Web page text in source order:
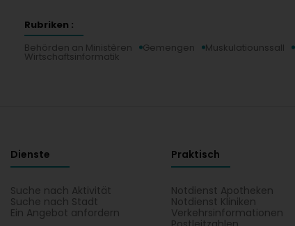
Rubriken :
Behörden an Ministèren
Gemengen Muskulatiounssall
Wirtschaftsinformatik
Dienste
Suche nach Aktivität
Suche nach Stadt
Ein Angebot anfordern
Praktisch
Notdienst Apotheken
Notdienst Kliniken
Verkehrsinformationen